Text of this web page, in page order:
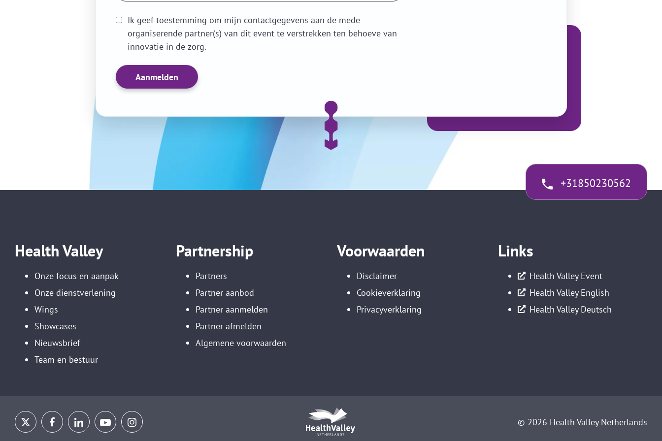
Ik geef toestemming om mijn contactgegevens aan de mede
organiserende partner(s) van dit event te verstrekken ten behoeve van
innovatie in de zorg.
+31850230562
Health Valley
Onze focus en aanpak
Onze dienstverlening
Wings
Showcases
Nieuwsbrief
Team en bestuur
Partnership
Partners
Partner aanbod
Partner aanmelden
Partner afmelden
Algemene voorwaarden
Voorwaarden
Disclaimer
Cookieverklaring
Privacyverklaring
Links
Health Valley Event
Health Valley English
Health Valley Deutsch
© 2026 Health Valley Netherlands